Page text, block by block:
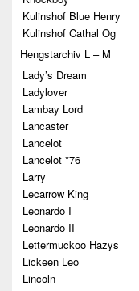
Kulinshof Blue Henry
Kulinshof Cathal Og
Hengstarchiv L – M
Lady’s Dream
Ladylover
Lambay Lord
Lancaster
Lancelot
Lancelot *76
Larry
Lecarrow King
Leonardo I
Leonardo II
Lettermuckoo Hazys
Lickeen Leo
Lincoln